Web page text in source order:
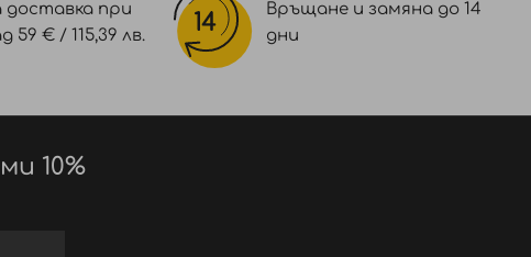
доставка при
59 € / 115,39 лв.
Връщане и замяна до 14
дни
10%